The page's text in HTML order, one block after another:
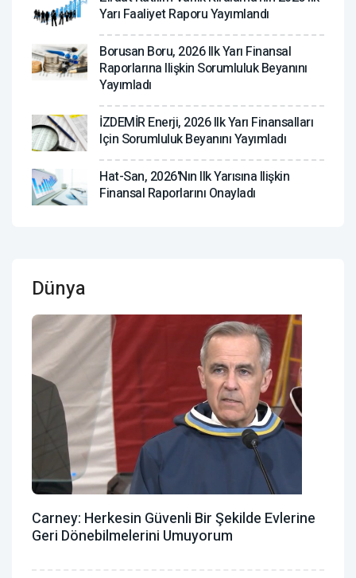
Yarı Faaliyet Raporu Yayımlandı
Borusan Boru, 2026 Ilk Yarı Finansal
Raporlarına Ilişkin Sorumluluk Beyanını
Yayımladı
İZDEMİR Enerji, 2026 Ilk Yarı Finansalları
Için Sorumluluk Beyanını Yayımladı
Hat-San, 2026'nın Ilk Yarısına Ilişkin
Finansal Raporlarını Onayladı
Dünya
Carney: Herkesin Güvenli Bir Şekilde Evlerine
Geri Dönebilmelerini Umuyorum